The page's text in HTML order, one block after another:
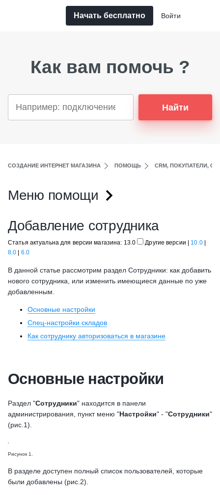
Начать бесплатно Войти
Как вам помочь ?
Найти
СОЗДАНИЕ ИНТЕРНЕТ МАГАЗИНА ПОМОЩЬ CRM, ПОКУПАТЕЛИ,
Меню помощи
Добавление сотрудника
Статья актуальна для версии магазина: 13.0 Другие версии 10.0|
8.0
6.0
В данной статье рассмотрим раздел Сотрудники: как добавить
нового сотрудника, или изменить имеющиеся данные по уже
добавленным.
Основные настройки
Спец-настройки складов
Как сотруднику авторизоваться в магазине
Основные настройки
Раздел "Сотрудники" находится в панели
администрирования, пункт меню "Настройки" - "Сотрудники"
(рис.1).
Рисунок 1.
В разделе доступен полный список пользователей, которые
были добавлены (рис.2).